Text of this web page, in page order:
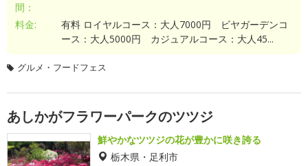
間：
料金:
有料 ロイヤルコース：大人7000円 ビヤガーデンコ
ース：大人5000円 カジュアルコース：大人45...
グルメ・フードフェス
あしかがフラワーパークのツツジ
鮮やかなツツジの花が豊かに咲き誇る
栃木県・足利市